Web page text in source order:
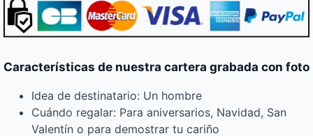
Características de nuestra cartera grabada con foto
Idea de destinatario: Un hombre
Cuándo regalar: Para aniversarios, Navidad, San
Valentín o para demostrar tu cariño